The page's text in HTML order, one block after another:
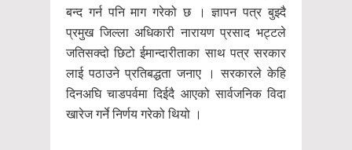
बन्द गर्न पनि माग गरेको छ । ज्ञापन पत्र बुझ्दै
प्रमुख जिल्ला अधिकारी नारायण प्रसाद भट्टले
जतिसक्दो छिटो ईमान्दारीताका साथ पत्र सरकार
लाई पठाउने प्रतिबद्धता जनाए । सरकारले केहि
दिनअघि चाडपर्वमा दिईदै आएको सार्वजनिक विदा
खारेज गर्ने निर्णय गरेको थियो ।